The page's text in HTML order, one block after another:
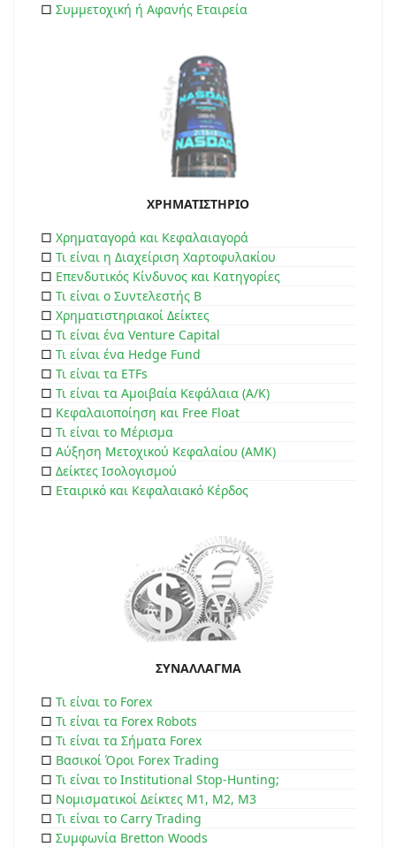
□ Συμμετοχική ή Αφανής Εταιρεία
ΧΡΗΜΑΤΙΣΤΗΡΙΟ
□ Χρηματαγορά και Κεφαλαιαγορά
□ Τι είναι η Διαχείριση Χαρτοφυλακίου
□ Επενδυτικός Κίνδυνος και Κατηγορίες
□ Τι είναι ο Συντελεστής Β
□ Χρηματιστηριακοί Δείκτες
□ Τι είναι ένα Venture Capital
□ Τι είναι ένα Hedge Fund
□ Τι είναι τα ETFs
□ Τι είναι τα Αμοιβαία Κεφάλαια (Α/Κ)
□ Κεφαλαιοποίηση και Free Float
□ Τι είναι το Μέρισμα
□ Αύξηση Μετοχικού Κεφαλαίου (ΑΜΚ)
□ Δείκτες Ισολογισμού
□ Εταιρικό και Κεφαλαιακό Κέρδος
ΣΥΝΑΛΛΑΓΜΑ
□ Τι είναι το Forex
□ Τι είναι τα Forex Robots
□ Τι είναι τα Σήματα Forex
□ Βασικοί Όροι Forex Trading
□ Τι είναι το Institutional Stop-Hunting;
□ Νομισματικοί Δείκτες Μ1, Μ2, Μ3
□ Τι είναι το Carry Trading
□ Συμφωνία Bretton Woods